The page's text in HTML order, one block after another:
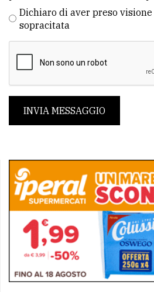
Dichiaro di aver preso
sopracitata
INVIA MESSAGGIO